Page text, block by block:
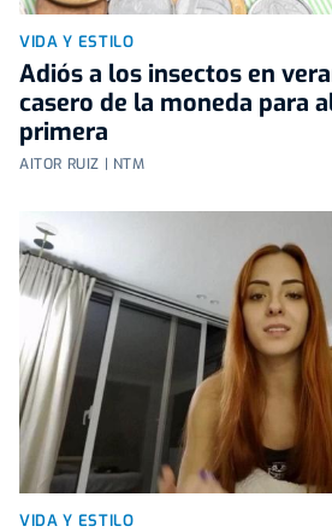
VIDA Y ESTILO
Adiós a los insectos en
casero de la moneda para
primera
AITOR RUIZ | NTM
VIDA Y ESTILO